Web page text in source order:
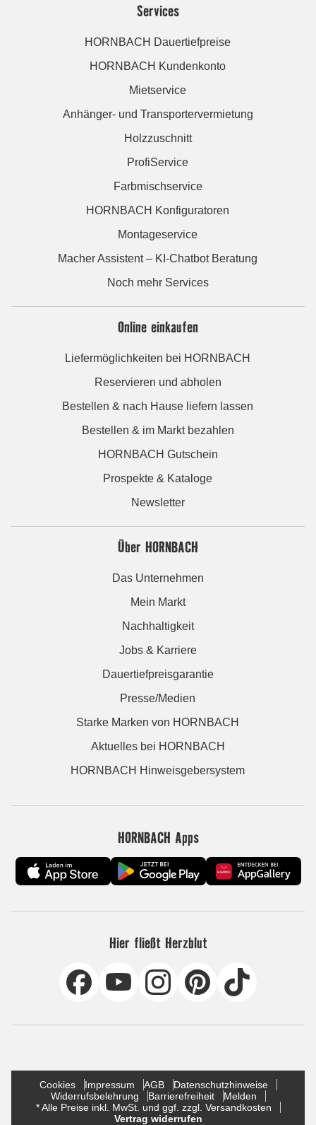
Services
HORNBACH Dauertiefpreise
HORNBACH Kundenkonto
Mietservice
Anhänger- und Transportervermietung
Holzzuschnitt
ProfiService
Farbmischservice
HORNBACH Konfiguratoren
Montageservice
Macher Assistent – KI-Chatbot Beratung
Noch mehr Services
Online einkaufen
Liefermöglichkeiten bei HORNBACH
Reservieren und abholen
Bestellen & nach Hause liefern lassen
Bestellen & im Markt bezahlen
HORNBACH Gutschein
Prospekte & Kataloge
Newsletter
Über HORNBACH
Das Unternehmen
Mein Markt
Nachhaltigkeit
Jobs & Karriere
Dauertiefpreisgarantie
Presse/Medien
Starke Marken von HORNBACH
Aktuelles bei HORNBACH
HORNBACH Hinweisgebersystem
HORNBACH Apps
Hier fließt Herzblut
Cookies Impressum AGB
Datenschutzhinweise
Widerrufsbelehrung
Barrierefreiheit
Melden
* Alle Preise inkl. MwSt. und ggf. zzgl. Versandkosten
Vertrag widerrufen